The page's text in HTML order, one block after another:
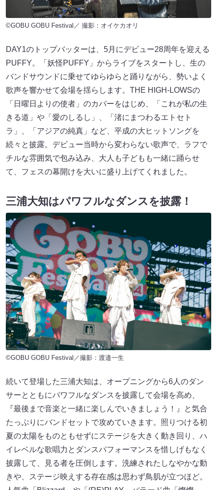
©GOBU GOBU Festival／ 撮影：オイケカオリ
DAY1のトップバッターは、5月にデビュー28周年を迎える
PUFFY。「妖怪PUFFY」からライブをスタートし、生の
バンドサウンドに乗せてゆらゆらと踊りながら、勢いよく
歌声を響かせて会場を揺らします。THE HIGH-LOWSの
「日曜日よりの使者」のカバーをはじめ、「これが私の生
きる道」や「愛のしるし」、「渚にまつわるエトセト
ラ」、「アジアの純真」など、平成の大ヒットソングを
続々と披露。デビュー当時から変わらない歌声で、ラフで
チルな雰囲気で包み込み、大人も子どもも一緒に踊らせ
て、フェスの幕開けを大いに盛り上げてくれました。
三浦大知はパワフルなダンスを披露！
©GOBU GOBU Festival／撮影：渡邉一生
続いて登場した三浦大知は、オープニングから6人のダン
サーとともにパワフルなダンスを披露して会場を高め、
『最後まで音楽と一緒に楽しんでいきましょう！』と気合
たっぷりにバンドセットで攻めていきます。照りつける初
夏の太陽をものともせずにステージを大きく動き回り、ハ
イレベルな歌唱力とダンスパフォーマンスを惜しげもなく
披露して、見る者を圧倒します。洗練されたしなやかな動
きや、ステージ映えする存在感は思わず鳥肌が立つほど。